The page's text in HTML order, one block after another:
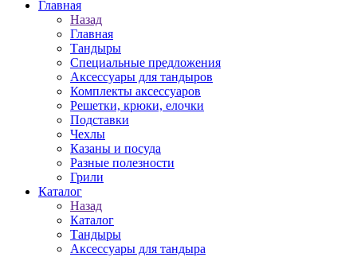
Главная
Назад
Главная
Тандыры
Специальные предложения
Аксессуары для тандыров
Комплекты аксессуаров
Решетки, крюки, елочки
Подставки
Чехлы
Казаны и посуда
Разные полезности
Грили
Каталог
Назад
Каталог
Тандыры
Аксессуары для тандыра